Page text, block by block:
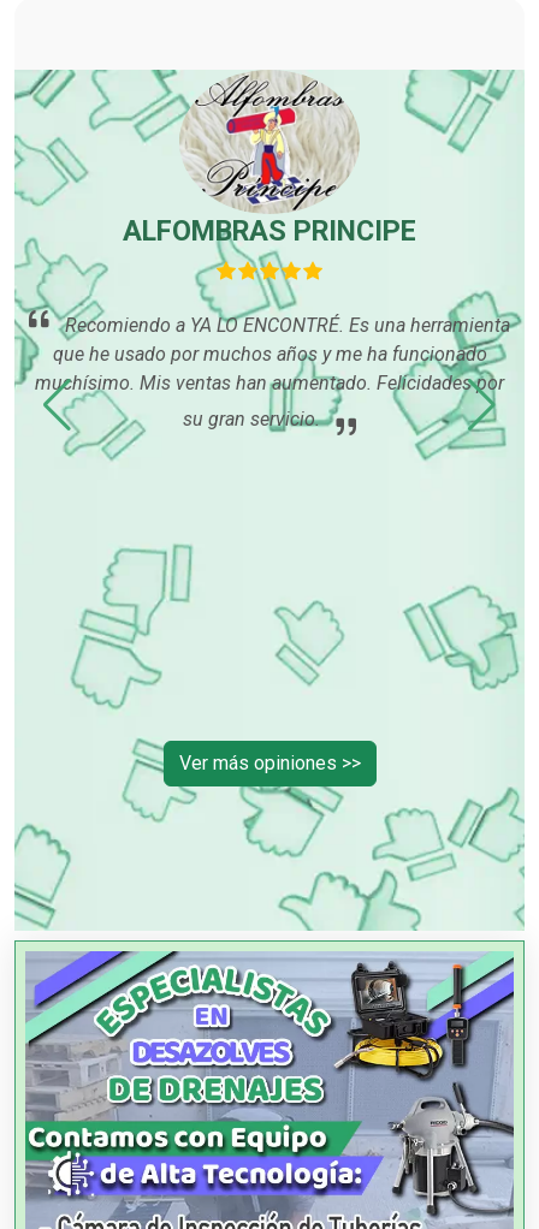
ALFOMBRAS PRINCIPE
Recomiendo a YA LO ENCONTRÉ. Es una herramienta
que he usado por muchos años y me ha funcionado
muchísimo. Mis ventas han aumentado. Felicidades por
su gran servicio.
Ver más opiniones >>
OTROS NEGOCIOS